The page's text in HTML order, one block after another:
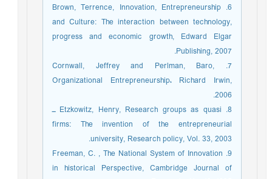
6. Brown, Terrence, Innovation, Entrepreneurship
and Culture: The interaction between technology,
progress and economic growth, Edward Elgar
Publishing, 2007.
7. Cornwall, Jeffrey and Perlman, Baro,
Organizational Entrepreneurship، Richard Irwin,
2006.
8. Etzkowitz, Henry, Research groups as quasi ـ
firms: The invention of the entrepreneurial
university, Research policy, Vol. 33, 2003.
9. Freeman, C. , The National System of Innovation
in historical Perspective, Cambridge Journal of